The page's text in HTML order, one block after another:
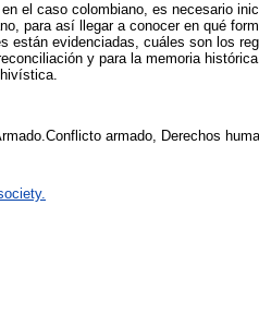
el caso colombiano, es necesario
para así llegar a conocer en qué
están evidenciadas, cuáles son los
y para la memoria
armado, Derechos